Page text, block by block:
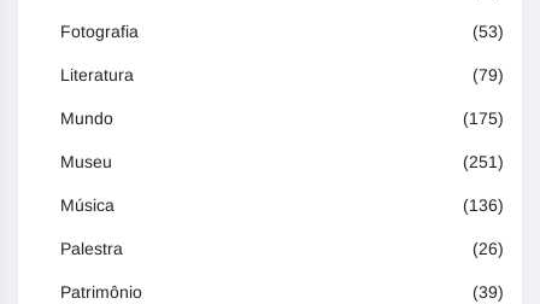
Fotografia (53)
Literatura (79)
Mundo (175)
Museu (251)
Música (136)
Palestra (26)
Patrimônio (39)